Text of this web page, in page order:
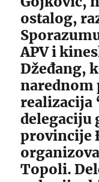
ostalog,
APV i
Džeđang,
narednom
realizacija
delegaciju
provincije
Topoli.